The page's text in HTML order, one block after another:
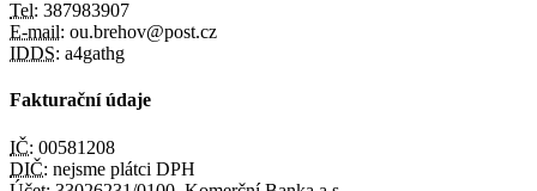
Tel: 387983907
E-mail: ou.brehov@post.cz
IDDS: a4gathg
Fakturační údaje
IČ: 00581208
DIČ: nejsme plátci DPH